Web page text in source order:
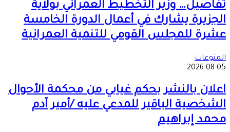
تفاصيل… وزير التخطيط العمراني بولاية
الجزيرة يشارك في أعمال الدورة الخامسة
عشرة للمجلس القومي للتنمية العمرانية
المنوعات
2026-08-05
اعلان بالنشر بحكم غيابي من محكمة الأحوال
الشخصية الباقير للمدعي عليه /أمير آدم
محمد إبراهيم